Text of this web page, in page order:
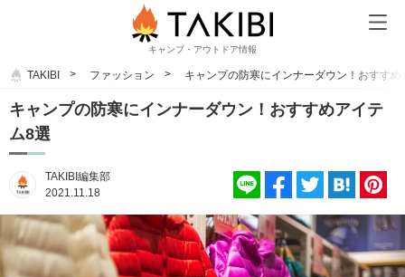
キャンプ・アウトドア情報
TAKIBI ファッション キャンプの防寒にインナーダウン！おすすめ
キャンプの防寒にインナーダウン！おすすめアイテ
ム8選
TAKIBI編集部
2021.11.18